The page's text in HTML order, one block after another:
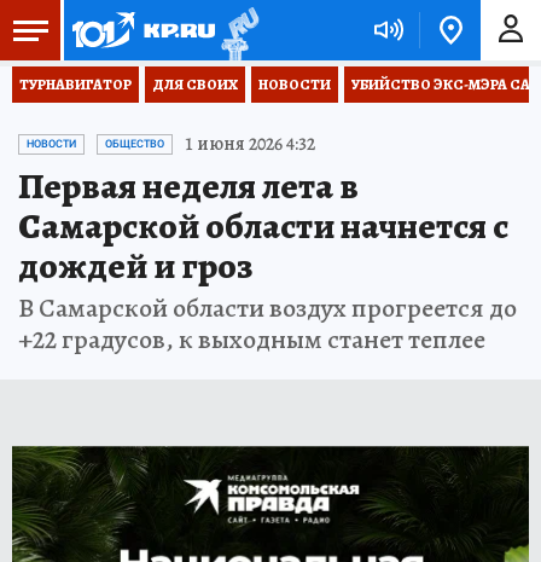
ТУРНАВИГАТОР ДЛЯ СВОИХ НОВОСТИ УБИЙСТВО ЭКС-МЭРА
НОВОСТИ ОБЩЕСТВО 1 июня 2026 4:32
Первая неделя лета в
Самарской области начнется с
дождей и гроз
В Самарской области воздух прогреется до
+22 градусов, к выходным станет теплее